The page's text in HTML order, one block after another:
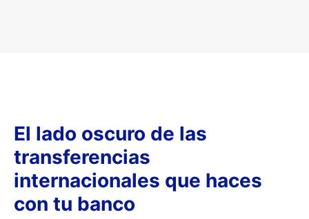
El lado oscuro de las
transferencias
internacionales que haces
con tu banco